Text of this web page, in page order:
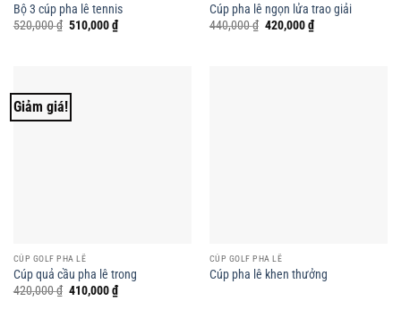
Bộ 3 cúp pha lê tennis
520,000₫ Giá
510,000₫Giá
hiện
Cúp pha lê ngọn lửa trao giải
440,000₫ Giá
420,000₫Giá
hiện
Giảm giá!
CÚP GOLF PHA LÊ
Cúp quả cầu pha lê trong
420,000₫ Giá
410,000₫Giá
hiện
CÚP GOLF PHA LÊ
Cúp pha lê khen thưởng